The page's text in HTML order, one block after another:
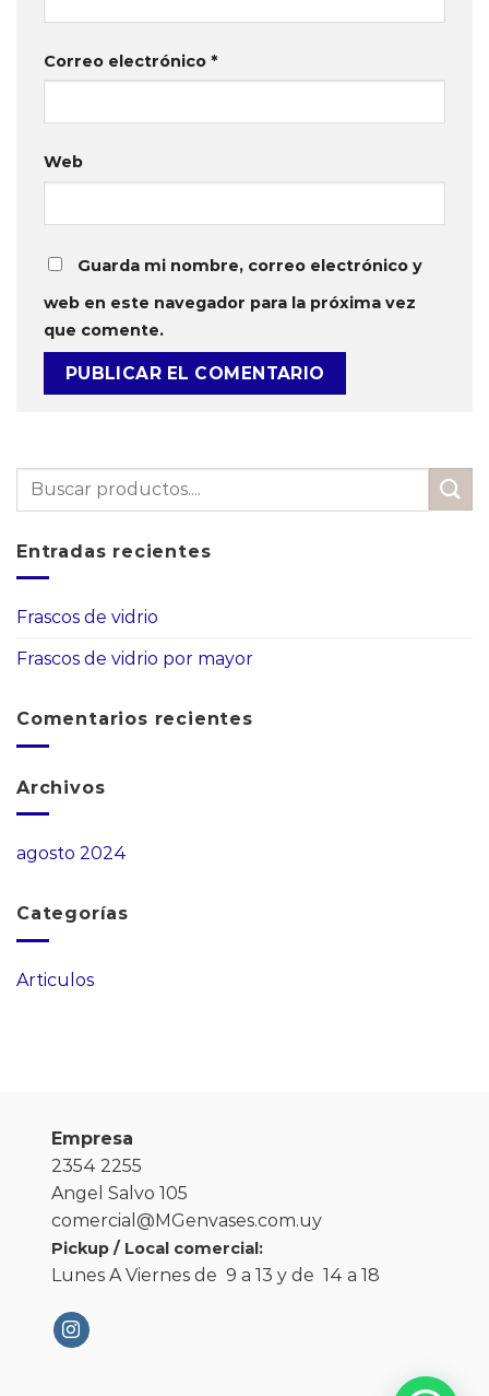
Correo electrónico *
Web
Guarda mi nombre, correo electrónico y
web en este navegador para la próxima vez
que comente.
Entradas recientes
Frascos de vidrio
Frascos de vidrio por mayor
Comentarios recientes
Archivos
agosto 2024
Categorías
Articulos
Empresa
2354 2255
Angel Salvo 105
comercial@MGenvases.com.uy
Pickup / Local comercial:
Lunes A Viernes de 9 a 13 y de 14 a 18